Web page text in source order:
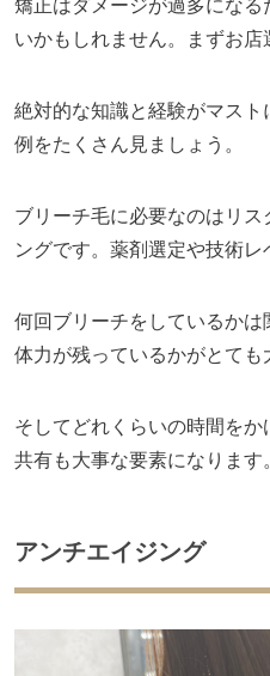
矯正はダメージが過多にな
いかもしれません。まずお店
絶対的な知識と経験がマス
例をたくさん見ましょう。
ブリーチ毛に必要なのはリ
ングです。薬剤選定や技術レ
何回ブリーチをしているか
体力が残っているかがとても
そしてどれくらいの時間を
共有も大事な要素になります
アンチエイジング